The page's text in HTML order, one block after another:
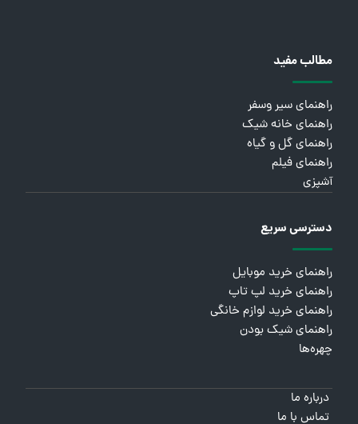
مطالب مفید
راهنمای سیر وسفر
راهنمای خانه شیک
راهنمای گل و گیاه
راهنمای فیلم
آشپزی
دسترسی سریع
راهنمای خرید موبایل
راهنمای خرید لپ تاپ
راهنمای خرید لوازم خانگی
راهنمای شیک بودن
چهره‌ها
درباره ما
تماس با ما